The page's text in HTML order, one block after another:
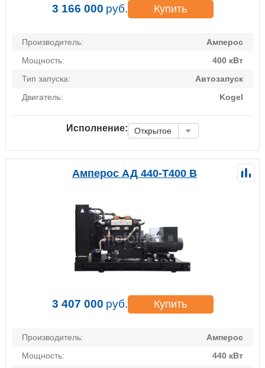
3 166 000 руб. Купить
Производитель:
Амперос
Мощность:
400 кВт
Тип запуска:
Автозапуск
Двигатель:
Kogel
Исполнение: Открытое
Амперос АД 440-Т400 B
3 407 000 руб. Купить
Производитель:
Амперос
Мощность:
440 кВт